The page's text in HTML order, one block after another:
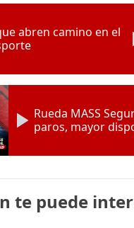
abren camino en el
Rueda MASS
paros, mayor
te puede